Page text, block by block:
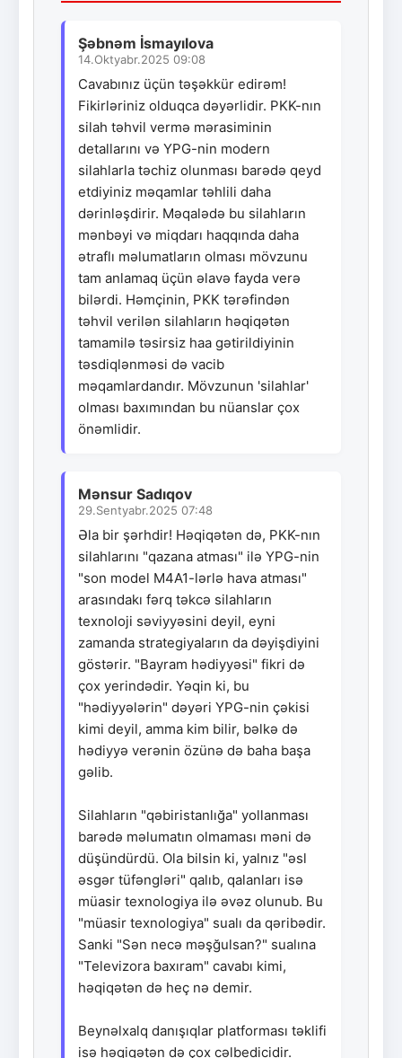
Şəbnəm İsmayılova
14.Oktyabr.2025 09:08
Cavabınız üçün təşəkkür edirəm!
Fikirləriniz olduqca dəyərlidir. PKK-nın
silah təhvil vermə mərasiminin
detallarını və YPG-nin modern
silahlarla təchiz olunması barədə qeyd
etdiyiniz məqamlar təhlili daha
dərinləşdirir. Məqalədə bu silahların
mənbəyi və miqdarı haqqında daha
ətraflı məlumatların olması mövzunu
tam anlamaq üçün əlavə fayda verə
bilərdi. Həmçinin, PKK tərəfindən
təhvil verilən silahların həqiqətən
tamamilə təsirsiz haa gətirildiyinin
təsdiqlənməsi də vacib
məqamlardandır. Mövzunun 'silahlar'
olması baxımından bu nüanslar çox
önəmlidir.
Mənsur Sadıqov
29.Sentyabr.2025 07:48
Əla bir şərhdir! Həqiqətən də, PKK-nın
silahlarını "qazana atması" ilə YPG-nin
"son model M4A1-lərlə hava atması"
arasındakı fərq təkcə silahların
texnoloji səviyyəsini deyil, eyni
zamanda strategiyaların da dəyişdiyini
göstərir. "Bayram hədiyyəsi" fikri də
çox yerindədir. Yəqin ki, bu
"hədiyyələrin" dəyəri YPG-nin çəkisi
kimi deyil, amma kim bilir, bəlkə də
hədiyyə verənin özünə də baha başa
gəlib.
Silahların "qəbiristanlığa" yollanması
barədə məlumatın olmaması məni də
düşündürdü. Ola bilsin ki, yalnız "əsl
əsgər tüfəngləri" qalıb, qalanları isə
müasir texnologiya ilə əvəz olunub. Bu
"müasir texnologiya" sualı da qəribədir.
Sanki "Sən necə məşğulsan?" sualına
"Televizora baxıram" cavabı kimi,
həqiqətən də heç nə demir.
Beynəlxalq danışıqlar platforması təklifi
isə həqiqətən də çox cəlbedicidir.